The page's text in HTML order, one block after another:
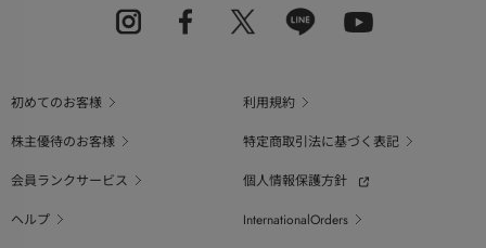
初めてのお客様
利用規約
株主優待のお客様
特定商取引法に基づく表記
会員ランクサービス
個人情報保護方針
ヘルプ
InternationalOrders